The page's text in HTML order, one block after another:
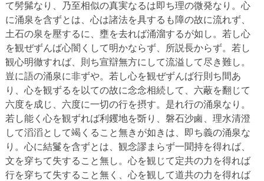
て髣髴なり、乃至相似の真実なるは即ち理の微発なり。心
に涌泉を含ずとは、心は諸法を具するも障の故に流れず、
土石の泉を壓するに、壅を去れば涌溜するが如し。若し心
を観ぜずんば心闇くして明かならず、所説長からず。若し
観心明徹すれば、則ち宣辯無方にして流溢して尽き難し。
豈に語の涌泉に非ずや。若し心を観ぜずんば行則ち間あ
り、心を観ずるを以ての故に念念相続して、六蔽を翻じて
六度を成じ、六度に一切の行を摂す。是れ行の涌泉なり。
若し能く心を観ずれば利钁地を斲り、磐石沙鹵、理水清澄
して滔滔として竭くること無きが如きは、即ち義の涌泉な
り。心に結鬘を含ずとは、観念謬まらず一聞持を得れば、
文を穿ちて失すること無し。心を観じて定共の力を得れば
行を穿ちて失すること無く、心を観して道共の力を得れば